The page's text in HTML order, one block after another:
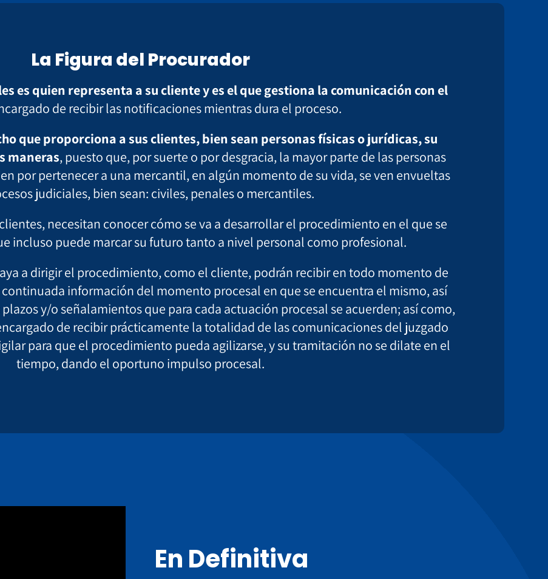
La Figura del Procurador
es quien representa a su cliente y es el que gestiona la comunicación con el
de recibir las notificaciones mientras dura el proceso.
que proporciona a sus clientes, bien sean personas físicas o jurídicas, su
maneras, puesto que, por suerte o por desgracia, la mayor parte de las personas
por pertenecer a una mercantil, en algún momento de su vida, se ven envueltas
judiciales, bien sean: civiles, penales o mercantiles.
necesitan conocer cómo se va a desarrollar el procedimiento en el que se
incluso puede marcar su futuro tanto a nivel personal como profesional.
a dirigir el procedimiento, como el cliente, podrán recibir en todo momento de
información del momento procesal en que se encuentra el mismo, así
y/o señalamientos que para cada actuación procesal se acuerden; así como,
de recibir prácticamente la totalidad de las comunicaciones del juzgado
para que el procedimiento pueda agilizarse, y su tramitación no se dilate en el
tiempo, dando el oportuno impulso procesal.
En Definitiva